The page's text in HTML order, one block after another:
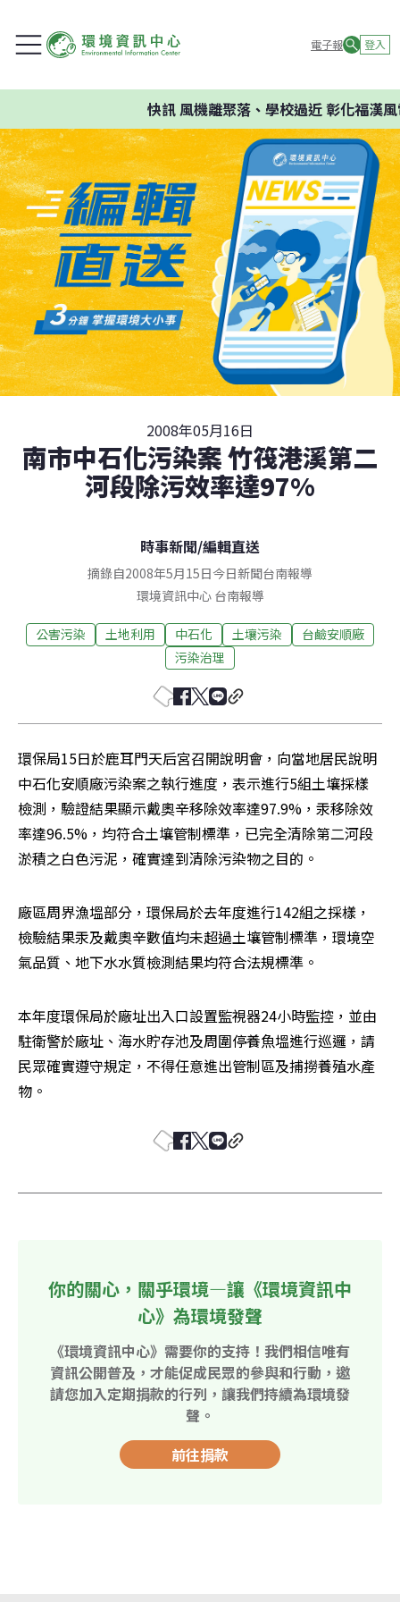
電子報 登入
快訊風機離聚落、學校過近 彰化福漢風
2008年05月16日
南市中石化污染案 竹筏港溪第二
河段除污效率達97%
時事新聞/編輯直送
摘錄自2008年5月15日今日新聞台南報導
環境資訊中心 台南報導
公害污染 土地利用 中石化 土壤污染
台鹼安順廠
污染治理
環保局15日於鹿耳門天后宮召開說明會，向當地居民說明
中石化安順廠污染案之執行進度，表示進行5組土壤採樣
檢測，驗證結果顯示戴奧辛移除效率達97.9%，汞移除效
率達96.5%，均符合土壤管制標準，已完全清除第二河段
淤積之白色污泥，確實達到清除污染物之目的。
廠區周界漁塭部分，環保局於去年度進行142組之採樣，
檢驗結果汞及戴奧辛數值均未超過土壤管制標準，環境空
氣品質、地下水水質檢測結果均符合法規標準。
本年度環保局於廠址出入口設置監視器24小時監控，並由
駐衛警於廠址、海水貯存池及周圍停養魚塭進行巡邏，請
民眾確實遵守規定，不得任意進出管制區及捕撈養殖水產
物。
你的關心，關乎環境—讓《環境資訊中
心》為環境發聲
《環境資訊中心》需要你的支持！我們相信唯有
資訊公開普及，才能促成民眾的參與和行動，邀
請您加入定期捐款的行列，讓我們持續為環境發
聲。
前往捐款